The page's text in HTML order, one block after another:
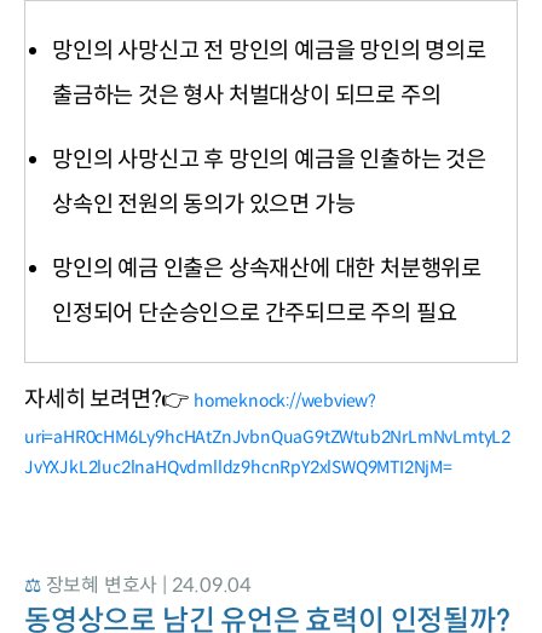
망인의 사망신고 전 망인의 예금을 망인의 명의로
출금하는 것은 형사 처벌대상이 되므로 주의
망인의 사망신고 후 망인의 예금을 인출하는 것은
상속인 전원의 동의가 있으면 가능
망인의 예금 인출은 상속재산에 대한 처분행위로
인정되어 단순승인으로 간주되므로 주의 필요
자세히 보려면?👉 homeknock://webview?
uri=aHR0cHM6Ly9hcHAtZnJvbnQuaG9tZWtub2NrLmNvLmtyL2
JvYXJkL2luc2lnaHQvdmlldz9hcnRpY2xlSWQ9MTI2NjM=
⚖️ 장보혜 변호사 | 24.09.04
동영상으로 남긴 유언은 효력이 인정될까?